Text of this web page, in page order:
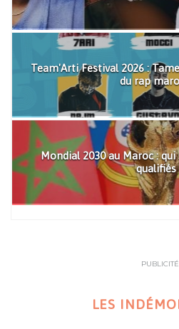
Team'Arti Festival 2026 :
du rap
Mondial 2030 au Maroc :
qualifiés
PUBLICITÉ
LES